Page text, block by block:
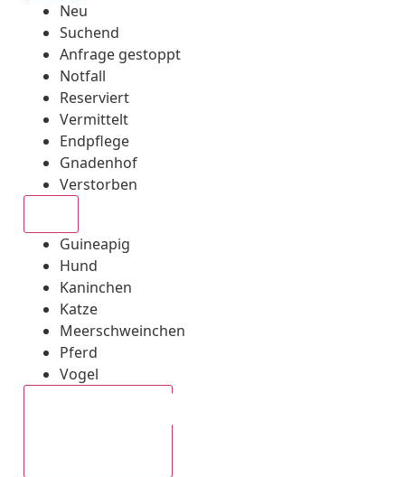
Neu
Suchend
Anfrage gestoppt
Notfall
Reserviert
Vermittelt
Endpflege
Gnadenhof
Verstorben
Guineapig
Hund
Kaninchen
Katze
Meerschweinchen
Pferd
Vogel